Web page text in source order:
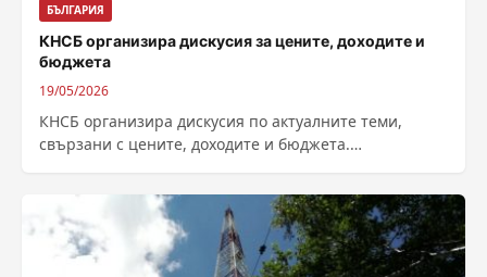
БЪЛГАРИЯ
КНСБ организира дискусия за цените, доходите и
бюджета
19/05/2026
КНСБ организира дискусия по актуалните теми,
свързани с цените, доходите и бюджета.